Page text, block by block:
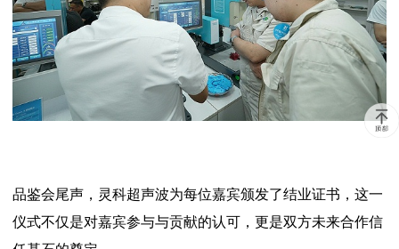
品鉴会尾声，灵科超声波为每位嘉宾颁发了结业证书，这一
仪式不仅是对嘉宾参与与贡献的认可，更是双方未来合作信